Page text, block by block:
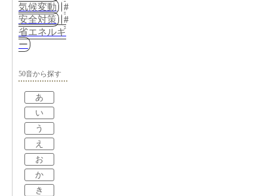
気候変動
安全対策
省エネルギ
ー
50音から探す
あ
い
う
え
お
か
き